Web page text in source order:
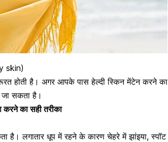
skin)
होती है। अगर आपके पास हेल्दी स्किन मेंटेन करने का
सकता है।
का सही तरीका
है। लगातार धूप में रहने के कारण चेहरे में झांइया, स्पॉट